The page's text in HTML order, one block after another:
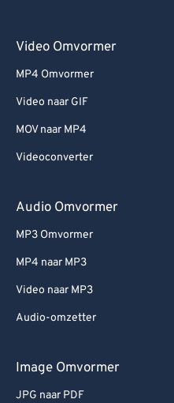
Video Omvormer
MP4 Omvormer
Video naar GIF
MOV naar MP4
Videoconverter
Audio Omvormer
MP3 Omvormer
MP4 naar MP3
Video naar MP3
Audio-omzetter
Image Omvormer
JPG naar PDF